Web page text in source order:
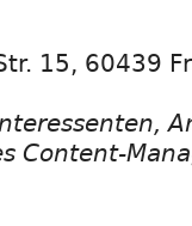
15, 60439
Content-